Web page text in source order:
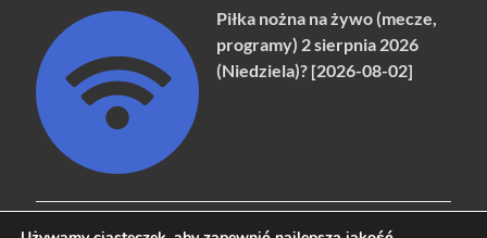
Piłka nożna na żywo (mecze,
programy) 2 sierpnia 2026
(Niedziela)? [2026-08-02]